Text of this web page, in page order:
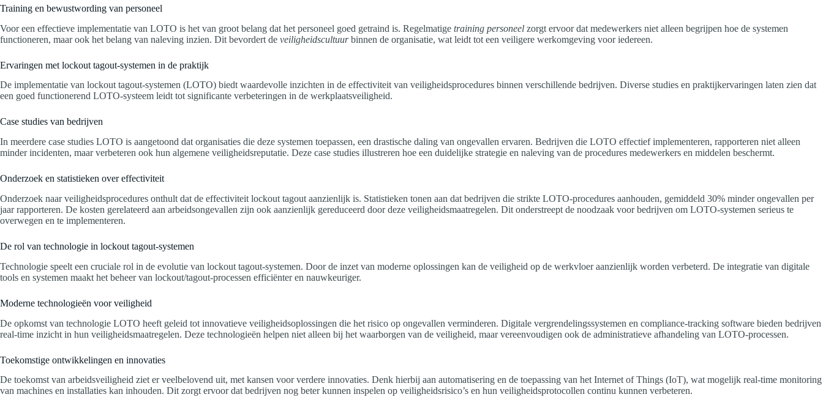
Training en bewustwording van personeel
Voor een effectieve implementatie van LOTO is het van groot belang dat het personeel goed getraind is. Regelmatige training personeel zorgt ervoor dat medewerkers niet alleen begrijpen hoe de systemen
functioneren, maar ook het belang van naleving inzien. Dit bevordert de veiligheidscultuurbinnen de organisatie, wat leidt tot een veiligere werkomgeving voor iedereen.
Ervaringen met lockout tagout-systemen in de praktijk
De implementatie van lockout tagout-systemen (LOTO) biedt waardevolle inzichten in de effectiviteit van veiligheidsprocedures binnen verschillende bedrijven. Diverse studies en praktijkervaringen laten zien dat
een goed functionerend LOTO-systeem leidt tot significante verbeteringen in de werkplaatsveiligheid.
Case studies van bedrijven
In meerdere case studies LOTO is aangetoond dat organisaties die deze systemen toepassen, een drastische daling van ongevallen ervaren. Bedrijven die LOTO effectief implementeren, rapporteren niet alleen
minder incidenten, maar verbeteren ook hun algemene veiligheidsreputatie. Deze case studies illustreren hoe een duidelijke strategie en naleving van de procedures medewerkers en middelen beschermt.
Onderzoek en statistieken over effectiviteit
Onderzoek naar veiligheidsprocedures onthult dat de effectiviteit lockout tagout aanzienlijk is. Statistieken tonen aan dat bedrijven die strikte LOTO-procedures aanhouden, gemiddeld 30% minder ongevallen per
jaar rapporteren. De kosten gerelateerd aan arbeidsongevallen zijn ook aanzienlijk gereduceerd door deze veiligheidsmaatregelen. Dit onderstreept de noodzaak voor bedrijven om LOTO-systemen serieus te
overwegen en te implementeren.
De rol van technologie in lockout tagout-systemen
Technologie speelt een cruciale rol in de evolutie van lockout tagout-systemen. Door de inzet van moderne oplossingen kan de veiligheid op de werkvloer aanzienlijk worden verbeterd. De integratie van digitale
tools en systemen maakt het beheer van lockout/tagout-processen efficiënter en nauwkeuriger.
Moderne technologieën voor veiligheid
De opkomst van technologie LOTO heeft geleid tot innovatieve veiligheidsoplossingen die het risico op ongevallen verminderen. Digitale vergrendelingssystemen en compliance-tracking software bieden bedrijven
real-time inzicht in hun veiligheidsmaatregelen. Deze technologieën helpen niet alleen bij het waarborgen van de veiligheid, maar vereenvoudigen ook de administratieve afhandeling van LOTO-processen.
Toekomstige ontwikkelingen en innovaties
De toekomst van arbeidsveiligheid ziet er veelbelovend uit, met kansen voor verdere innovaties. Denk hierbij aan automatisering en de toepassing van het Internet of Things (IoT), wat mogelijk real-time monitoring
van machines en installaties kan inhouden. Dit zorgt ervoor dat bedrijven nog beter kunnen inspelen op veiligheidsrisico’s en hun veiligheidsprotocollen continu kunnen verbeteren.